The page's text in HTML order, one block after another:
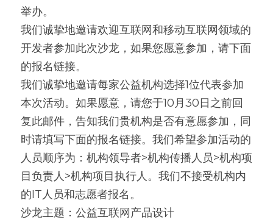
举办。
我们诚挚地邀请欢迎互联网和移动互联网领域的
开发者参加此次沙龙，如果您愿意参加，请下面
的报名链接。
我们诚挚地邀请每家公益机构选择1位代表参加
本次活动。如果愿意，请您于10月30日之前回
复此邮件，告知我们贵机构是否有意愿参加，同
时请填写下面的报名链接。我们希望参加活动的
人员顺序为：机构领导者>机构传播人员>机构项
目负责人>机构项目执行人。我们不接受机构内
的IT人员和志愿者报名。
沙龙主题：公益互联网产品设计